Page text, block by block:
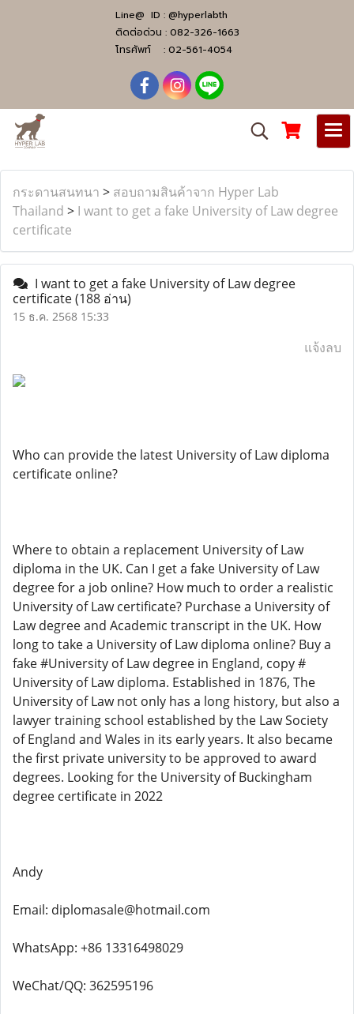
Line@ ID : @hyperlabth
ติดต่อด่วน : 082-326-1663
โทรศัพท์ : 02-561-4054
กระดานสนทนา > สอบถามสินค้าจาก Hyper Lab
Thailand > I want to get a fake University of Law degree
certificate
I want to get a fake University of Law degree
certificate(188 อ่าน)
15 ธ.ค. 2568 15:33
แจ้งลบ
Who can provide the latest University of Law diploma
certificate online?
Where to obtain a replacement University of Law
diploma in the UK. Can I get a fake University of Law
degree for a job online? How much to order a realistic
University of Law certificate? Purchase a University of
Law degree and Academic transcript in the UK. How
long to take a University of Law diploma online? Buy a
fake #University of Law degree in England, copy #
University of Law diploma. Established in 1876, The
University of Law not only has a long history, but also a
lawyer training school established by the Law Society
of England and Wales in its early years. It also became
the first private university to be approved to award
degrees. Looking for the University of Buckingham
degree certificate in 2022
Andy
Email: diplomasale@hotmail.com
WhatsApp: +86 13316498029
WeChat/QQ: 362595196